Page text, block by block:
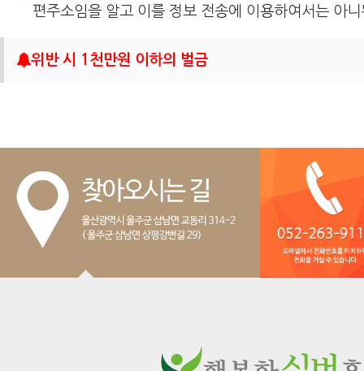
편주소임을 알고 이를 정보 전송에 이용하여서는 아니
위반 시 1천만원 이하의 벌금